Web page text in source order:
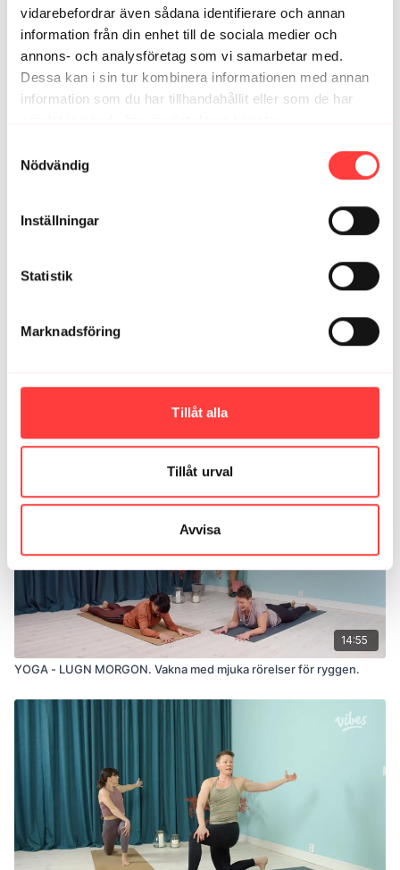
vidarebefordrar även sådana identifierare och annan
information från din enhet till de sociala medier och
annons- och analysföretag som vi samarbetar med.
Dessa kan i sin tur kombinera informationen med annan
information som du har tillhandahållit eller som de har
Nödvändig
Inställningar
Statistik
Marknadsföring
Tillåt alla
Tillåt urval
Avvisa
Lisa juli 17, 2023
Riktigt bra pass!
Linnéa
Lugnt, stretchigt pass med mkt vridningar, min rygg
0
Frida Arnberg C.
Ååå detta pass hade allt jag gillar med yoga. Stort tack!
datorjobb.
14:55
YOGA - LUGN MORGON. Vakna med mjuka rörelser för ryggen.